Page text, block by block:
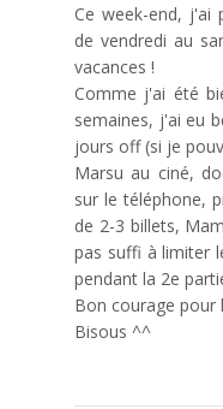
Ce week-end, j'ai
de vendredi au
vacances !
Comme j'ai été
semaines, j'ai eu
jours off (si je
Marsu au ciné,
sur le téléphone,
de 2-3 billets,
pas suffi à limiter
pendant la 2e
Bon courage pour
Bisous ^^